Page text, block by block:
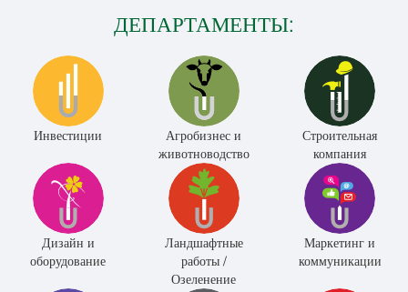
ДЕПАРТАМЕНТЫ:
Инвестиции
Агробизнес и
животноводство
Строительная
компания
Дизайн и
оборудование
Ландшафтные
работы /
Озеленение
Маркетинг и
коммуникации